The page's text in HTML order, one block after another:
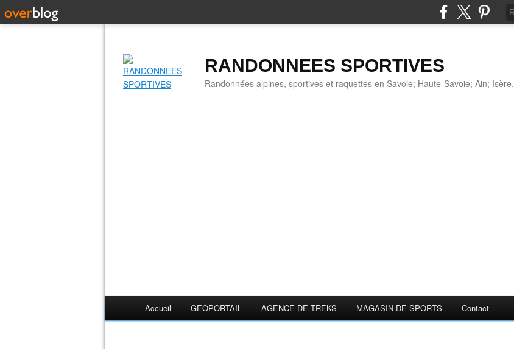
RANDONNEES SPORTIVES
Randonnées alpines, sportives et raquettes en Savoie; Haute-Savoie; Ain; Isère.
Accueil GEOPORTAIL AGENCE DE TREKS MAGASIN DE SPORTS Contact